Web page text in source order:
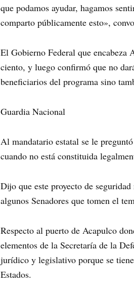
que podamos ayudar, hagamos
comparto públicamente esto»,
El Gobierno Federal que encabeza
ciento, y luego confirmó que no
beneficiarios del programa sino
Guardia Nacional
Al mandatario estatal se le
cuando no está constituida
Dijo que este proyecto de
algunos Senadores que tomen el
Respecto al puerto de Acapulco
elementos de la Secretaría de la
jurídico y legislativo porque se
Estados.